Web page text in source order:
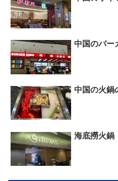
中国のバー
中国の火鍋
海底撈火鍋